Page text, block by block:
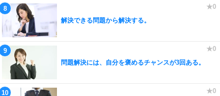
解決できる問題から解決する。
問題解決には、自分を褒めるチャンスが3回ある。